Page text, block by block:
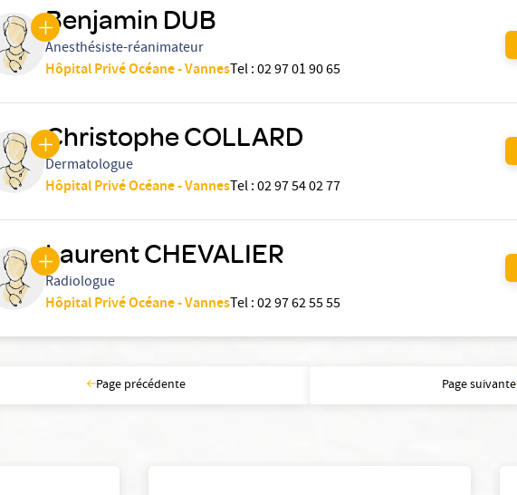
Benjamin DUB
Anesthésiste-réanimateur
Hôpital Privé Océane - VannesTel:02 97 01 90 65
Christophe COLLARD
Dermatologue
Hôpital Privé Océane - VannesTel:02 97 54 02 77
Laurent CHEVALIER
Radiologue
Hôpital Privé Océane - VannesTel:02 97 62 55 55
Page précédente Page suivante